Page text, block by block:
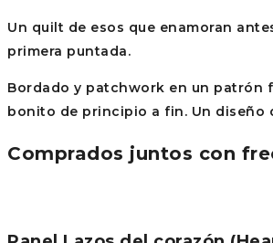
Un quilt de esos que enamoran
primera puntada.
Bordado y patchwork en un patrón
bonito de principio a fin. Un diseño
Comprados juntos con